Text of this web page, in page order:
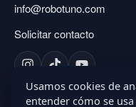
info@robotuno.com
Solicitar contacto
NDA:Posibilidad de NDA
Usamos cookies de
entender cómo se